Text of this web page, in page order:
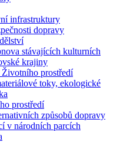
infrastruktury
dopravy
stávajících kulturních
krajiny
prostředí
toky, ekologické
prostředí
způsobů dopravy
v národních parcích